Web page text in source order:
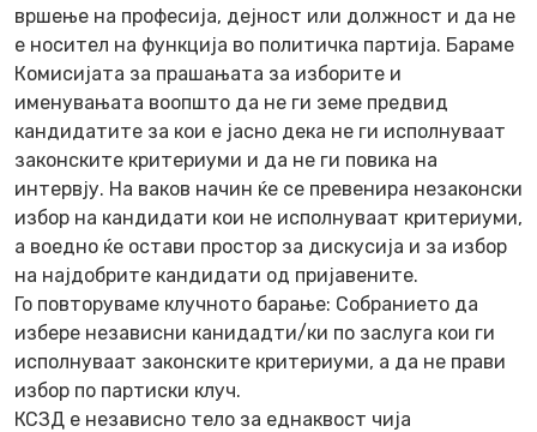
вршење на професија, дејност или должност и да не
е носител на функција во политичка партија. Бараме
Комисијата за прашањата за изборите и
именувањата воопшто да не ги земе предвид
кандидатите за кои е јасно дека не ги исполнуваат
законските критериуми и да не ги повика на
интервју. На ваков начин ќе се превенира незаконски
избор на кандидати кои не исполнуваат критериуми,
а воедно ќе остави простор за дискусија и за избор
на најдобрите кандидати од пријавените.
Го повторуваме клучното барање: Собранието да
избере независни канидадти/ки по заслуга кои ги
исполнуваат законските критериуми, а да не прави
избор по партиски клуч.
КСЗД е независно тело за еднаквост чија